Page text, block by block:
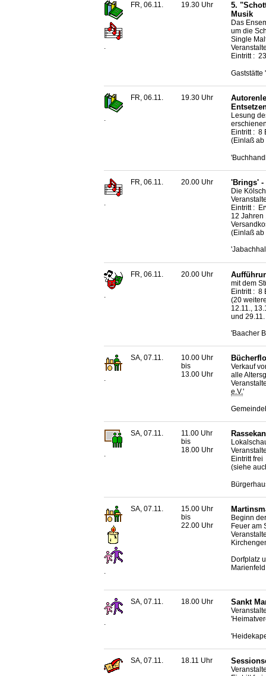
.
FR, 06.11. 19.30 Uhr
5.
Musik
Das
um die
Single
Eintritt :
Gaststätte
.
FR, 06.11. 19.30 Uhr
Lesung
Eintritt : 8
(Einlaß ab
.
FR, 06.11. 20.00 Uhr 'Brings' -
Die
Eintritt :
12 Jahren
(Einlaß ab
FR, 06.11. 20.00 Uhr
mit dem
Eintritt : 8
(20
12.11.,
und
'Baacher
.
SA, 07.11.
10.00 Uhr
bis
13.00 Uhr
Verkauf
alle
e.V.'
.
SA, 07.11.
11.00 Uhr
bis
18.00 Uhr
Eintritt frei
(siehe
.
SA, 07.11.
15.00 Uhr
bis
22.00 Uhr
Beginn
Feuer am
Dorfplatz
Marienfeld
.
SA, 07.11. 18.00 Uhr Sankt
SA, 07.11. 18.11 Uhr